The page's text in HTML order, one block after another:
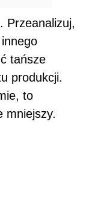
Przeanalizuj,
tańsze
produkcji.
to
mniejszy.